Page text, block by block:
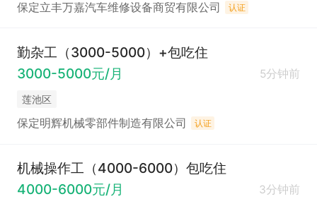
保定立丰万嘉汽车维修设备商贸有限公司 认证
勤杂工（3000-5000）+包吃住
3000-5000元/月
5分钟前
莲池区
保定明辉机械零部件制造有限公司 认证
机械操作工（4000-6000）包吃住
4000-6000元/月
3分钟前